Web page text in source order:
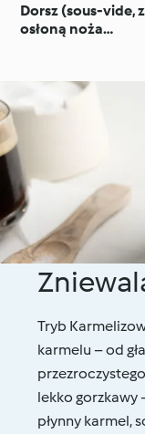
Dorsz (sous-vide, z
osłoną noża
Tryb
karmelu – od
lekko gorzkawy
płynny karmel,